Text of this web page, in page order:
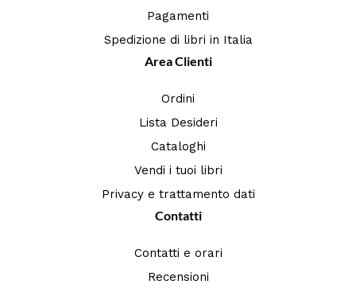
Pagamenti
Spedizione di libri in Italia
Area Clienti
Ordini
Lista Desideri
Cataloghi
Vendi i tuoi libri
Privacy e trattamento dati
Contatti
Contatti e orari
Recensioni